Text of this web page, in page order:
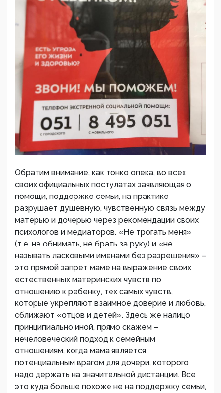
Обратим внимание, как тонко опека, во всех
своих официальных постулатах заявляющая о
помощи, поддержке семьи, на практике
разрушает душевную, чувственную связь между
матерью и дочерью через рекомендации своих
психологов и медиаторов. «Не трогать меня»
(т.е. не обнимать, не брать за руку) и «не
называть ласковыми именами без разрешения» –
это прямой запрет маме на выражение своих
естественных материнских чувств по
отношению к ребенку, тех самых чувств,
которые укрепляют взаимное доверие и любовь,
сближают «отцов и детей». Здесь же налицо
принципиально иной, прямо скажем –
нечеловеческий подход к семейным
отношениям, когда мама является
потенциальным врагом для дочери, которого
надо держать на значительной дистанции. Все
это куда больше похоже не на поддержку семьи,